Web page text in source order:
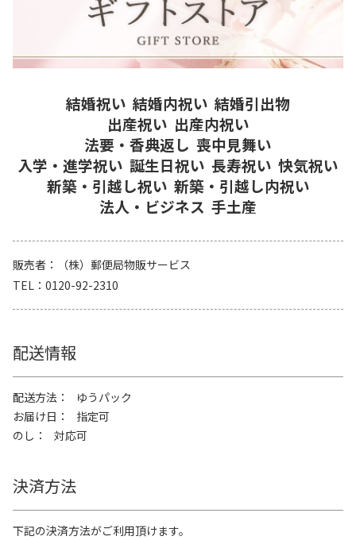
結婚祝い 結婚内祝い 結婚引出物
出産祝い 出産内祝い
法要・香典返し 喪中見舞い
入学・進学祝い 誕生日祝い 長寿祝い 快気祝い
新築・引越し祝い 新築・引越し内祝い
法人・ビジネス 手土産
販売者
（株）郵便局物販サービス
TEL
0120-92-2310
配送情報
配送方法
ゆうパック
お届け日
指定可
のし
対応可
決済方法
下記の決済方法がご利用頂けます。